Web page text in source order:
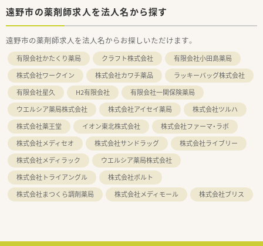
遠野市の薬剤師求人を法人名から探す
遠野市の薬剤師求人を法人名からお探しいただけます。
有限会社かたくり薬局 クラフト株式会社
有限会社小田島薬局
株式会社ワークイン
株式会社カワチ薬品
ラッキーバッグ株式会社
有限会社星久
H2有限会社
有限会社一関保険薬局
ウエルシア薬局株式会社
株式会社アイセイ薬局
株式会社ツルハ
株式会社薬王堂
イオン東北株式会社
株式会社ファーマ・ラボ
株式会社メディセオ
株式会社サンドラッグ
株式会社ライブリー
株式会社メディラック
ウエルシア薬局株式会社
株式会社トライアングル
株式会社ポルト
株式会社まつくら調剤薬局
株式会社メディモール 株式会社ブリス